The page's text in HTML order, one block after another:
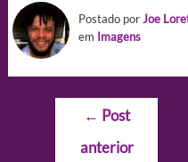
Postado porJoe
em Imagens
Navegação
Post
← Post
anterior